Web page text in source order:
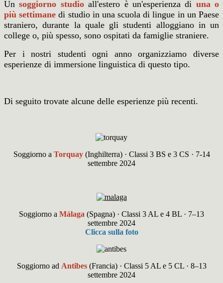
Unsoggiorno studioall'estero è un'esperienza di una o
più settimane di studio in una scuola di lingue in un Paese
straniero, durante la quale gli studenti alloggiano in un
college o, più spesso, sono ospitati da famiglie straniere.
Per i nostri studenti ogni anno organizziamo diverse
esperienze di immersione linguistica di questo tipo.
Di seguito trovate alcune delle esperienze più recenti.
Soggiorno a Torquay(Inghilterra) · Classi 3 BS e 3 CS · 7-14
settembre 2024
Soggiorno a Málaga (Spagna) · Classi 3 AL e 4 BL · 7–13
settembre 2024
Clicca sulla foto
Soggiorno ad Antibes(Francia) · Classi 5 AL e 5 CL · 8–13
settembre 2024